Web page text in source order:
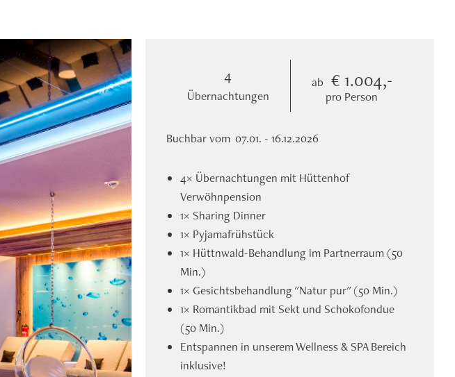
ab € 1.004,-
pro Person
Buchbar vom 07.01. - 16.12.2026
4
Übernachtungen
4× Übernachtungen mit Hüttenhof
Verwöhnpension
1× Sharing Dinner
1× Pyjamafrühstück
1× Hüttnwald-Behandlung im Partnerraum (50
Min.)
1× Gesichtsbehandlung "Natur pur" (50 Min.)
1× Romantikbad mit Sekt und Schokofondue
(50 Min.)
Entspannen in unserem Wellness & SPA Bereich
inklusive!